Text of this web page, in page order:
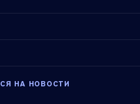
НА НОВОСТИ